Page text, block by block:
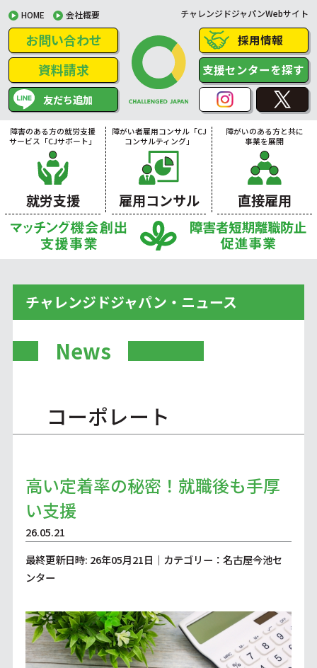
HOME 会社概要 チャレンジドジャパンWebサイト
お問い合わせ
資料請求
友だち追加
採用情報
支援センターを探す
障害のある方の就労支援
サービス「CJサポート」
就労支援
障がい者雇用コンサル「CJ
コンサルティング」
雇用コンサル
障がいのある方と共に
事業を展開
直接雇用
チャレンジドジャパン・ニュース
News
コーポレート
高い定着率の秘密！就職後も手厚
い支援
26.05.21
最終更新日時: 26年05月21日｜カテゴリー：名古屋今池セ
ンター